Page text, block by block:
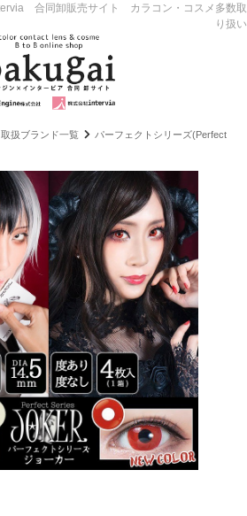
合同卸販売サイト カラコン・コスメ多数取
り扱い
取扱ブランド一覧
パーフェクトシリーズ(Perfect